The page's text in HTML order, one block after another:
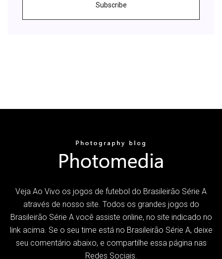
Subscribe
Veja Ao Vivo os jogos de futebol do Brasileirão Série A
através de nosso site. Todos os grandes jogos do
Brasileirão Série A você assiste online, no site indicado no
link acima. Se o seu time está no Brasileirão Série A, deixe
seu comentário abaixo, e compartilhe essa página nas
Redes Sociais.